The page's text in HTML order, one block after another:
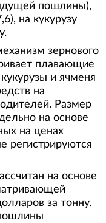
пошлины),
на кукурузу
зернового
плавающие
и ячменя
на
Размер
на основе
на ценах
регистрируются
на основе
за тонну.